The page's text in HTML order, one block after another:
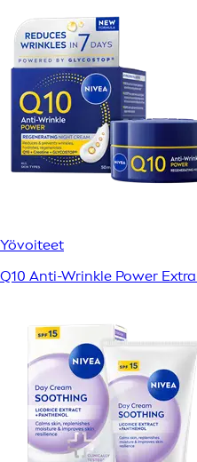
Yövoiteet
Q10 Anti-Wrinkle Power